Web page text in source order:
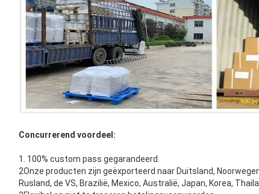
Concurrerend voordeel:
1. 100% custom pass gegarandeerd.
2Onze producten zijn geëxporteerd naar Duitsland,
Rusland, de VS, Brazilië, Mexico, Australië, Japan, Korea,